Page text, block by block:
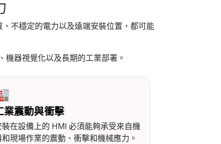
不穩定的電力以及遠端安裝位置，都可能
器視覺化以及長期的工業部署。
業震動與衝擊
裝在設備上的 HMI 必須能夠承受來自機
現場作業的震動、衝擊和機械應力。